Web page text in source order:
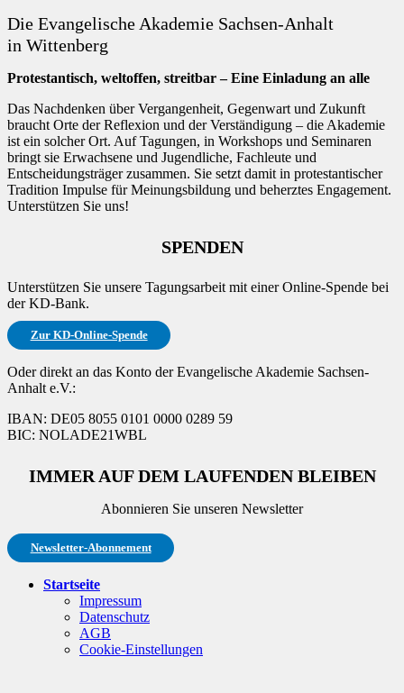
Die Evangelische Akademie Sachsen-Anhalt
in Wittenberg
Protestantisch, weltoffen, streitbar – Eine Einladung an alle
Das Nachdenken über Vergangenheit, Gegenwart und Zukunft
braucht Orte der Reflexion und der Verständigung – die Akademie
ist ein solcher Ort. Auf Tagungen, in Workshops und Seminaren
bringt sie Erwachsene und Jugendliche, Fachleute und
Entscheidungsträger zusammen. Sie setzt damit in protestantischer
Tradition Impulse für Meinungsbildung und beherztes Engagement.
Unterstützen Sie uns!
SPENDEN
Unterstützen Sie unsere Tagungsarbeit mit einer Online-Spende bei
der KD-Bank.
Zur KD-Online-Spende
Oder direkt an das Konto der Evangelische Akademie Sachsen-
Anhalt e.V.:
IBAN: DE05 8055 0101 0000 0289 59
BIC: NOLADE21WBL
IMMER AUF DEM LAUFENDEN BLEIBEN
Abonnieren Sie unseren Newsletter
Newsletter-Abonnement
Startseite
Impressum
Datenschutz
AGB
Cookie-Einstellungen